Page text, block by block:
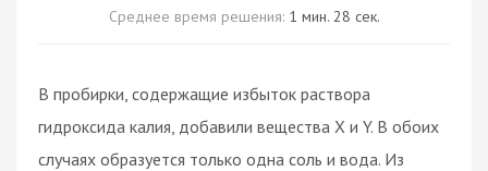
Среднее время решения: 1 мин. 28 сек.
В пробирки, содержащие избыток раствора
гидроксида калия, добавили вещества X и Y. В обоих
случаях образуется только одна соль и вода. Из